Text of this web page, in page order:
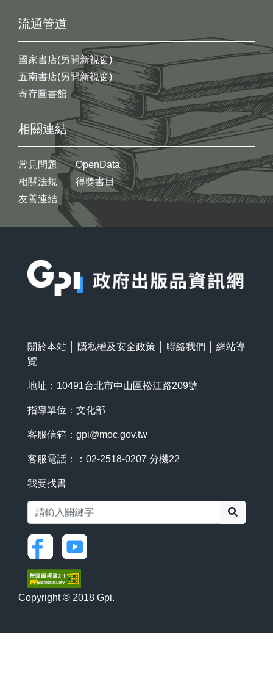
流通管道
國家書店(另開新視窗)
五南書店(另開新視窗)
寄存圖書館
相關連結
常見問題
相關法規
友善連結
OpenData
得獎書目
關於本站 隱私權及安全政策 聯絡我們
網站導
覽
地址：10491台北市中山區松江路209號
指導單位：文化部
客服信箱： gpi@moc.gov.tw
客服電話：：02-2518-0207 分機22
我要找書
Copyright © 2018 Gpi.